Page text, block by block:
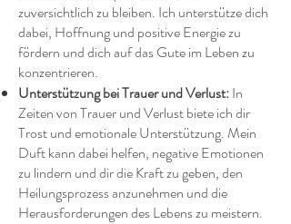
zuversichtlich zu bleiben. Ich unterstütze dich
dabei, Hoffnung und positive Energie zu
fördern und dich auf das Gute im Leben zu
konzentrieren.
Unterstützung bei Trauer und Verlust:In
Zeiten von Trauer und Verlust biete ich dir
Trost und emotionale Unterstützung. Mein
Duft kann dabei helfen, negative Emotionen
zu lindern und dir die Kraft zu geben, den
Heilungsprozess anzunehmen und die
Herausforderungen des Lebens zu meistern.